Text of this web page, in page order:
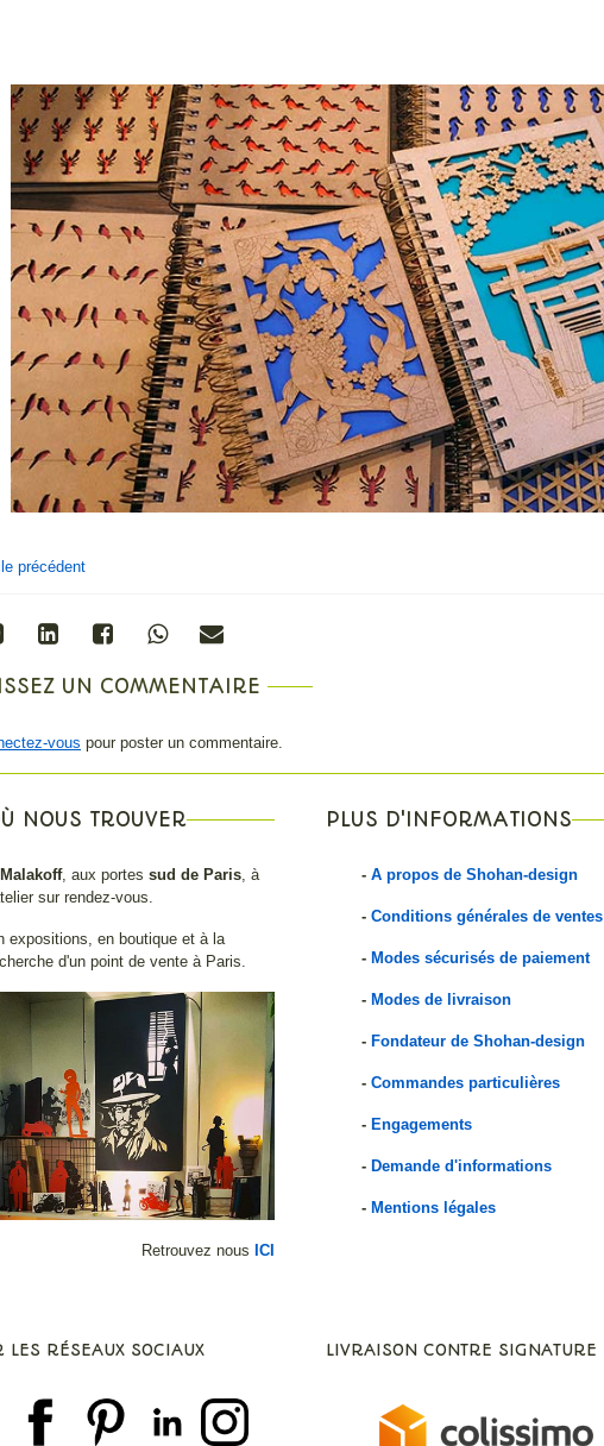
précédent
UN COMMENTAIRE
vous pour poster un commentaire.
NOUS TROUVER
Malakoff, aux portes sud de Paris, à
sur rendez-vous.
expositions, en boutique et à la
d'un point de vente à Paris.
Retrouvez nous ICI
PLUS D'INFORMATIONS
- A propos de Shohan-design
- Conditions générales de ventes
- Modes sécurisés de paiement
- Modes de livraison
- Fondateur de Shohan-design
- Commandes particulières
- Engagements
- Demande d'informations
- Mentions légales
LES RÉSEAUX SOCIAUX LIVRAISON CONTRE SIGNATURE